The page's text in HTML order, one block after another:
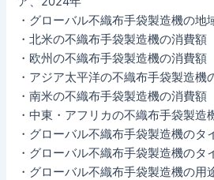
・グローバル不織布手袋製造機の地
・北米の不織布手袋製造機の消費額
・欧州の不織布手袋製造機の消費額
・アジア太平洋の不織布手袋製造機
・南米の不織布手袋製造機の消費額
・中東・アフリカの不織布手袋製造
・グローバル不織布手袋製造機のタ
・グローバル不織布手袋製造機のタ
・グローバル不織布手袋製造機の用